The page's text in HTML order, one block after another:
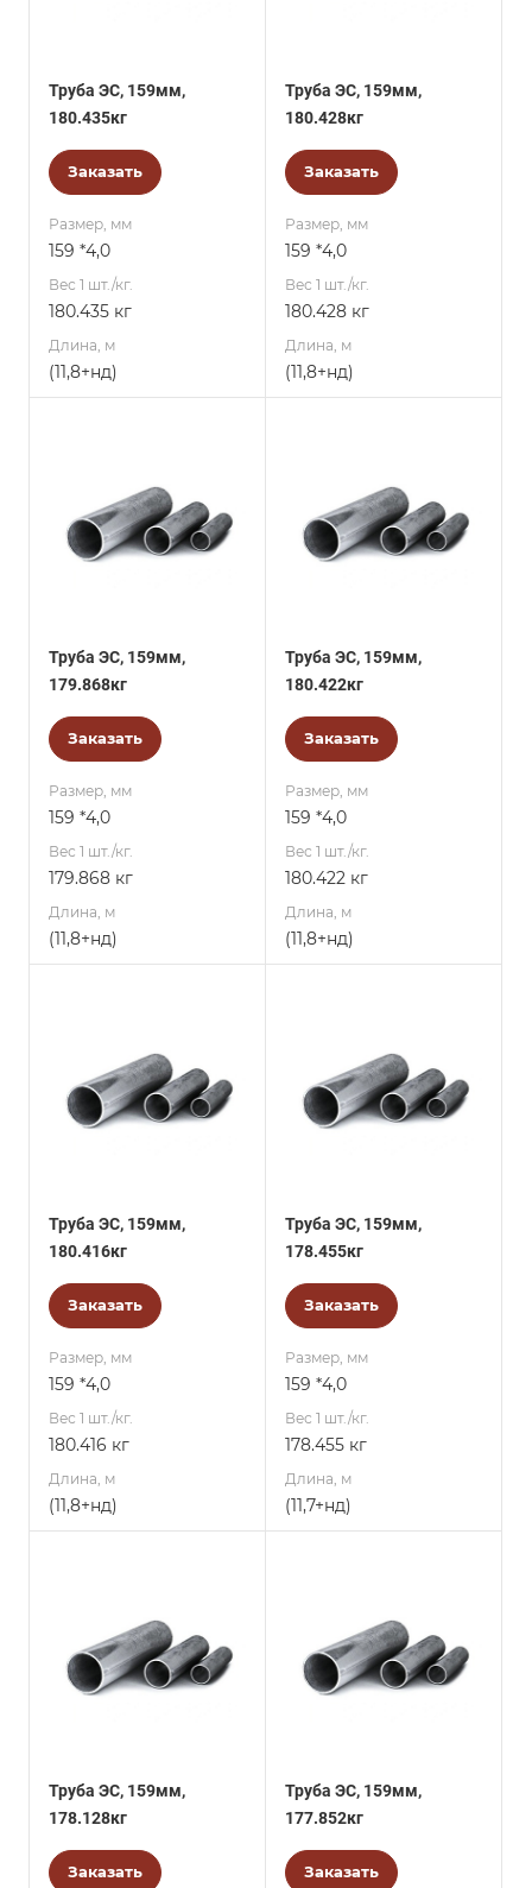
Труба ЭС, 159мм,
180.435кг
Заказать
Размер, мм
159 *4,0
Вес 1 шт./кг.
180.435 кг
Длина, м
(11,8+нд)
Труба ЭС, 159мм,
180.428кг
Заказать
Размер, мм
159 *4,0
Вес 1 шт./кг.
180.428 кг
Длина, м
(11,8+нд)
Труба ЭС, 159мм,
179.868кг
Заказать
Размер, мм
159 *4,0
Вес 1 шт./кг.
179.868 кг
Длина, м
(11,8+нд)
Труба ЭС, 159мм,
180.422кг
Заказать
Размер, мм
159 *4,0
Вес 1 шт./кг.
180.422 кг
Длина, м
(11,8+нд)
Труба ЭС, 159мм,
180.416кг
Заказать
Размер, мм
159 *4,0
Вес 1 шт./кг.
180.416 кг
Длина, м
(11,8+нд)
Труба ЭС, 159мм,
178.455кг
Заказать
Размер, мм
159 *4,0
Вес 1 шт./кг.
178.455 кг
Длина, м
(11,7+нд)
Труба ЭС, 159мм,
178.128кг
Заказать
Труба ЭС, 159мм,
177.852кг
Заказать